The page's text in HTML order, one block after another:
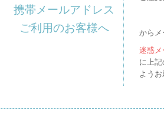
携帯メールアドレス
ご利用のお客様へ
からメ
迷惑メ
に上
ようお